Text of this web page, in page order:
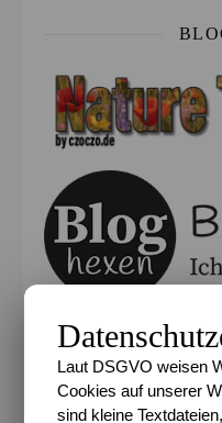
Zurück
<
[
Laut DSGVO weisen
Cookies auf unserer
sind kleine